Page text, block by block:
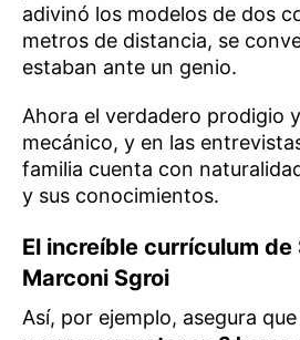
adivinó los modelos de dos
metros de distancia, se
estaban ante un genio.
Ahora el verdadero prodigio
mecánico, y en las
familia cuenta con
y sus conocimientos.
El increíble currículum de
Marconi Sgroi
Así, por ejemplo, asegura que